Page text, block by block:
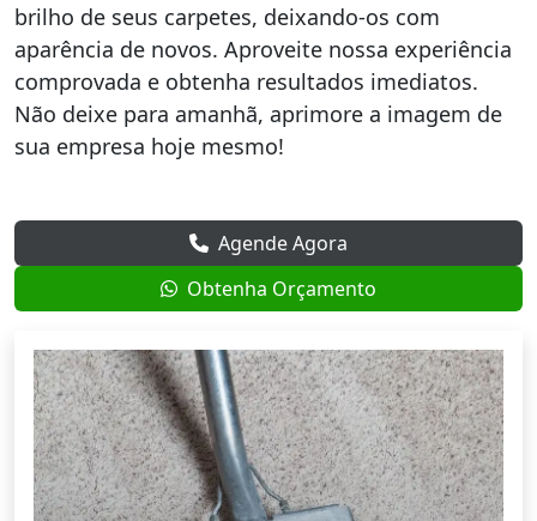
brilho de seus carpetes, deixando-os com
aparência de novos. Aproveite nossa experiência
comprovada e obtenha resultados imediatos.
Não deixe para amanhã, aprimore a imagem de
sua empresa hoje mesmo!
Agende Agora
Obtenha Orçamento